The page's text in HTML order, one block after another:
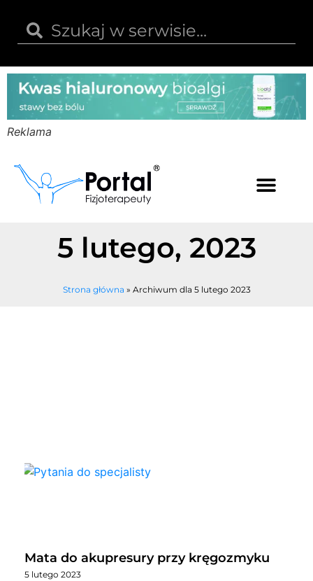
Reklama
5 lutego, 2023
Strona główna » Archiwum dla 5 lutego 2023
Mata do akupresury przy kręgozmyku
5 lutego 2023